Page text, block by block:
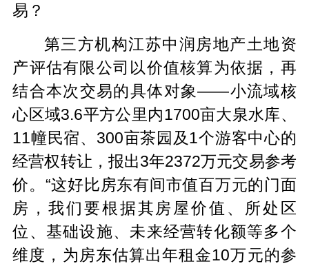
易？
第三方机构江苏中润房地产土地资
产评估有限公司以价值核算为依据，再
结合本次交易的具体对象——小流域核
心区域3.6平方公里内1700亩大泉水库、
11幢民宿、300亩茶园及1个游客中心的
经营权转让，报出3年2372万元交易参考
价。“这好比房东有间市值百万元的门面
房，我们要根据其房屋价值、所处区
位、基础设施、未来经营转化额等多个
维度，为房东估算出年租金10万元的参